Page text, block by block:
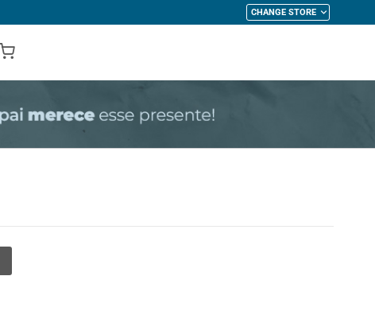
CHANGE STORE
My Cart